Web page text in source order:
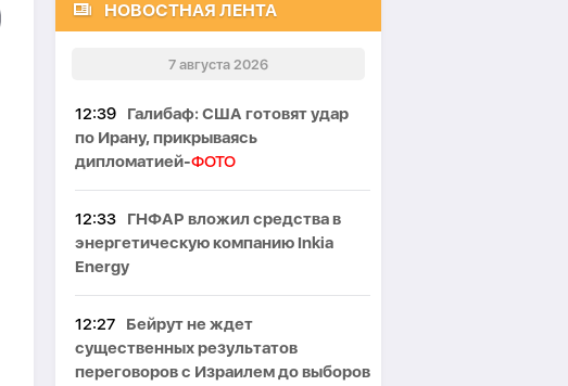
НОВОСТНАЯ ЛЕНТА
7 августа 2026
12:39
Галибаф: США готовят удар
по Ирану, прикрываясь
дипломатией-ФОТО
12:33
ГНФАР вложил средства в
энергетическую компанию Inkia
Energy
12:27
Бейрут не ждет
существенных результатов
переговоров с Израилем до выборов